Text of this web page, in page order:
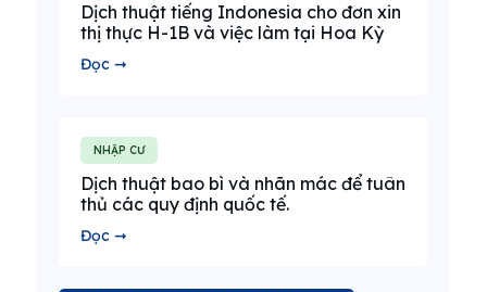
Dịch thuật tiếng Indonesia cho đơn xin
thị thực H-1B và việc làm tại Hoa Kỳ
Đọc ➞
NHẬP CƯ
Dịch thuật bao bì và nhãn mác để tuân
thủ các quy định quốc tế.
Đọc ➞